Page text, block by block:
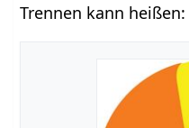
Trennen kann heißen: